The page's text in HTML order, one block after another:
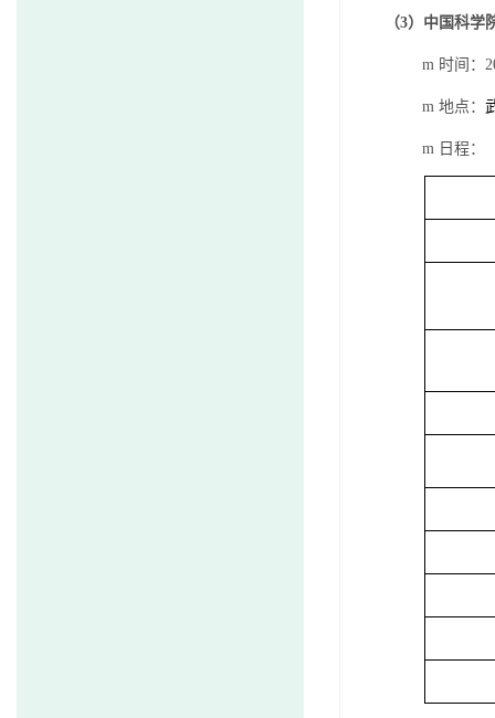
（3）中国科学
m 时间：
m 地点：
m 日程：